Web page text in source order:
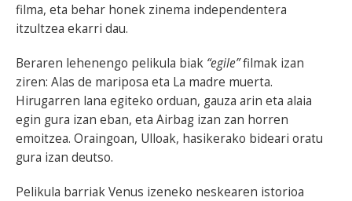
filma, eta behar honek zinema independentera
itzultzea ekarri dau.
Beraren lehenengo pelikula biak “egile”filmak izan
ziren: Alas de mariposa eta La madre muerta.
Hirugarren lana egiteko orduan, gauza arin eta alaia
egin gura izan eban, eta Airbag izan zan horren
emoitzea. Oraingoan, Ulloak, hasikerako bideari oratu
gura izan deutso.
Pelikula barriak Venus izeneko neskearen istorioa